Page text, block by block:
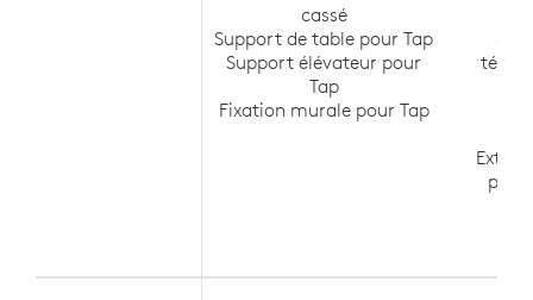
cassé
Support de table pour Tap
Support élévateur pour
Tap
Fixation murale pour Tap
pour